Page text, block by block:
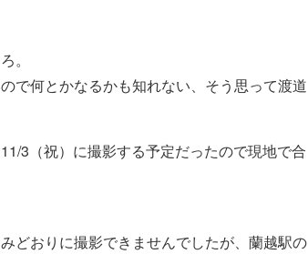
。
で何とかなるかも知れない、そう思って渡道
3（祝）に撮影する予定だったので現地で合
どおりに撮影できませんでしたが、蘭越駅の